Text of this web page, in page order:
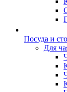
Посуда и
Для